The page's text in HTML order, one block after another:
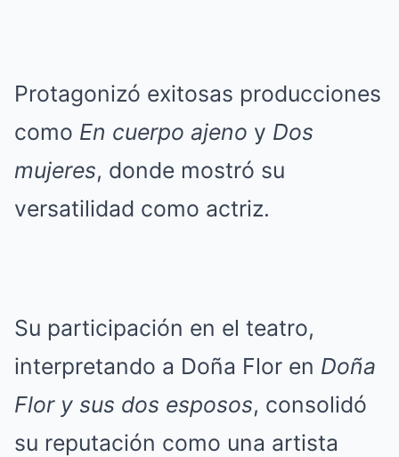
Protagonizó exitosas producciones
como En cuerpo ajeno y Dos
mujeres, donde mostró su
versatilidad como actriz.
Su participación en el teatro,
interpretando a Doña Flor en Doña
Flor y sus dos esposos, consolidó
su reputación como una artista